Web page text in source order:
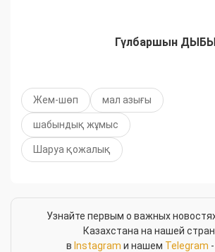
Гүлбаршын
Жем-шөп мал азығы
шабындық жұмыс
Шаруа қожалық
Узнайте первым о важных
Казахстана на нашей
в Instagram и нашем Telegram